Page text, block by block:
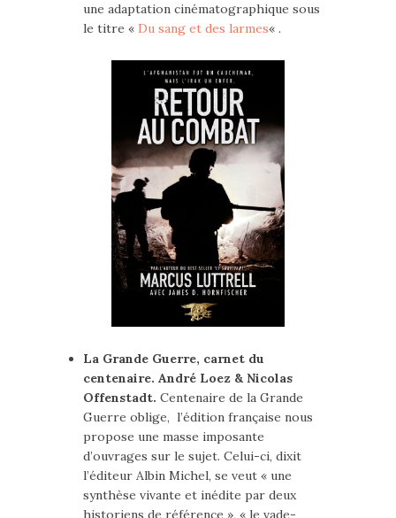
une adaptation cinématographique sous
le titre « Du sang et des larmes« .
La Grande Guerre, carnet du
centenaire. André Loez & Nicolas
Offenstadt. Centenaire de la Grande
Guerre oblige, l’édition française nous
propose une masse imposante
d’ouvrages sur le sujet. Celui-ci, dixit
l’éditeur Albin Michel, se veut « une
synthèse vivante et inédite par deux
historiens de référence », « le vade-